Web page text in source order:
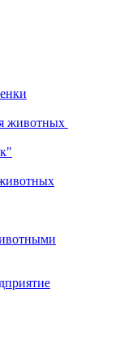
животных